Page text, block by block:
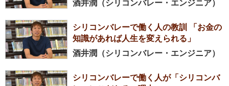
酒井潤（シリコンバレー・エンジニア）
シリコンバレーで働く人の教訓 「お金の
知識があれば人生を変えられる」
酒井潤（シリコンバレー・エンジニア）
シリコンバレーで働く人が「シリコンバ